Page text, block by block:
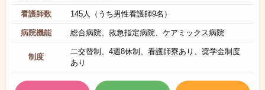
看護師数 145人（うち男性看護師9名）
病院機能 総合病院、救急指定病院、ケアミックス病院
制度
二交替制、4週8休制、看護師寮あり、奨学金制度
あり